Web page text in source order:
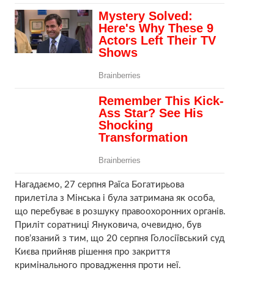
Нагадаємо, 27 серпня Раїса Богатирьова
прилетіла з Мінська і була затримана як особа,
що перебуває в розшуку правоохоронних органів.
Приліт соратниці Януковича, очевидно, був
пов’язаний з тим, що 20 серпня Голосіївський суд
Києва прийняв рішення про закриття
кримінального провадження проти неї.